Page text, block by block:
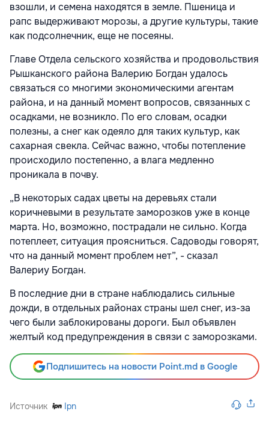
взошли, и семена находятся в земле. Пшеница и
рапс выдерживают морозы, а другие культуры, такие
как подсолнечник, еще не посеяны.
Главе Отдела сельского хозяйства и продовольствия
Рышканского района Валерию Богдан удалось
связаться со многими экономическими агентам
района, и на данный момент вопросов, связанных с
осадками, не возникло. По его словам, осадки
полезны, а снег как одеяло для таких культур, как
сахарная свекла. Сейчас важно, чтобы потепление
происходило постепенно, а влага медленно
проникала в почву.
„В некоторых садах цветы на деревьях стали
коричневыми в результате заморозков уже в конце
марта. Но, возможно, пострадали не сильно. Когда
потеплеет, ситуация проясниться. Садоводы говорят,
что на данный момент проблем нет”, - сказал
Валериу Богдан.
В последние дни в стране наблюдались сильные
дожди, в отдельных районах страны шел снег, из-за
чего были заблокированы дороги. Был объявлен
желтый код предупреждения в связи с заморозками.
Подпишитесь на новости Point.md в Google
Источник Ipn